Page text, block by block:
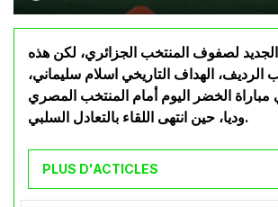
الجديد لصفوف المنتخب الجزائري، لكن هذه
الرديف، الهداف التاريخي اسلام سليماني،
مباراة الخضر اليوم أمام المنتخب المصري
وديا، حين انتهى اللقاء بالتعادل السلبي.
PLUS D'ACTICLES